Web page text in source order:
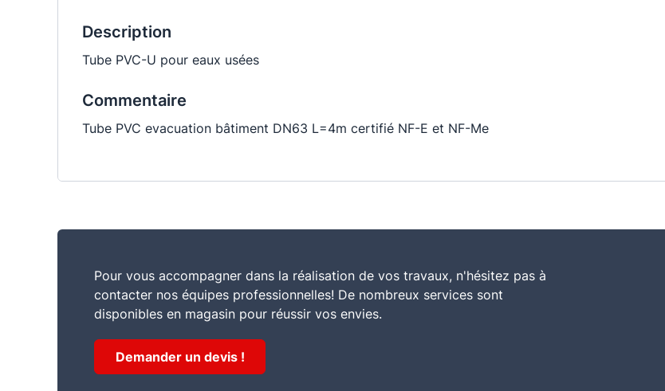
Description
Tube PVC-U pour eaux usées
Commentaire
Tube PVC evacuation bâtiment DN63 L=4m certifié NF-E et NF-Me
Pour vous accompagner dans la réalisation de vos travaux, n'hésitez pas à
contacter nos équipes professionnelles! De nombreux services sont
disponibles en magasin pour réussir vos envies.
Demander un devis !